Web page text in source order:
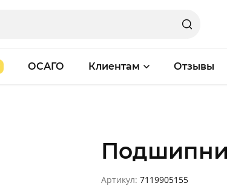
ОСАГО Клиентам Отзывы
Артикул: 7119905155